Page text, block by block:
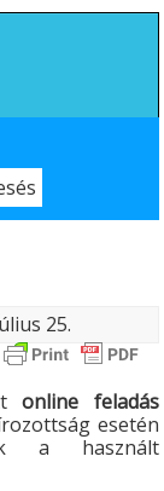
25.
online feladás
esetén
a használt